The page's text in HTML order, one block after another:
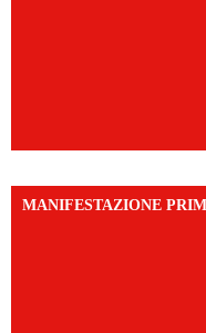
MANIFESTAZIONE